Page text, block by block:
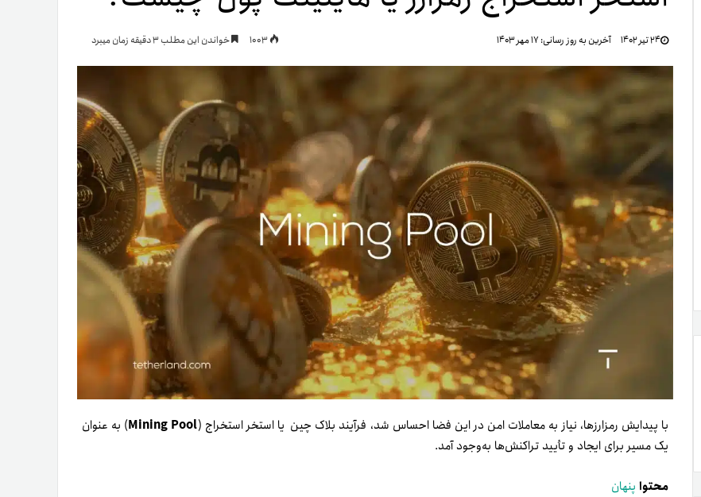
۲۴ تیر ۱۴۰۲ آخرین به روز رسانی:۱۷ مهر ۱۴۰۳ خواندن این مطلب 3 دقیقه زمان میبرد
با پیدایش رمزارز‌ها، نیاز به معاملات امن در این فضا احساس شد، فرآیند بلاک چین یا استخر استخراج (Mining Pool) به عنوان
یک مسیر برای ایجاد و تأیید تراکنش‌ها به‌وجود آمد.
محتوا پنهان